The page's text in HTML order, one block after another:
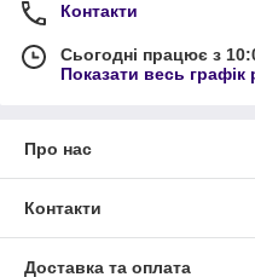
Контакти
Сьогодні працює з
Показати весь графік
Про нас
Контакти
Доставка та оплата